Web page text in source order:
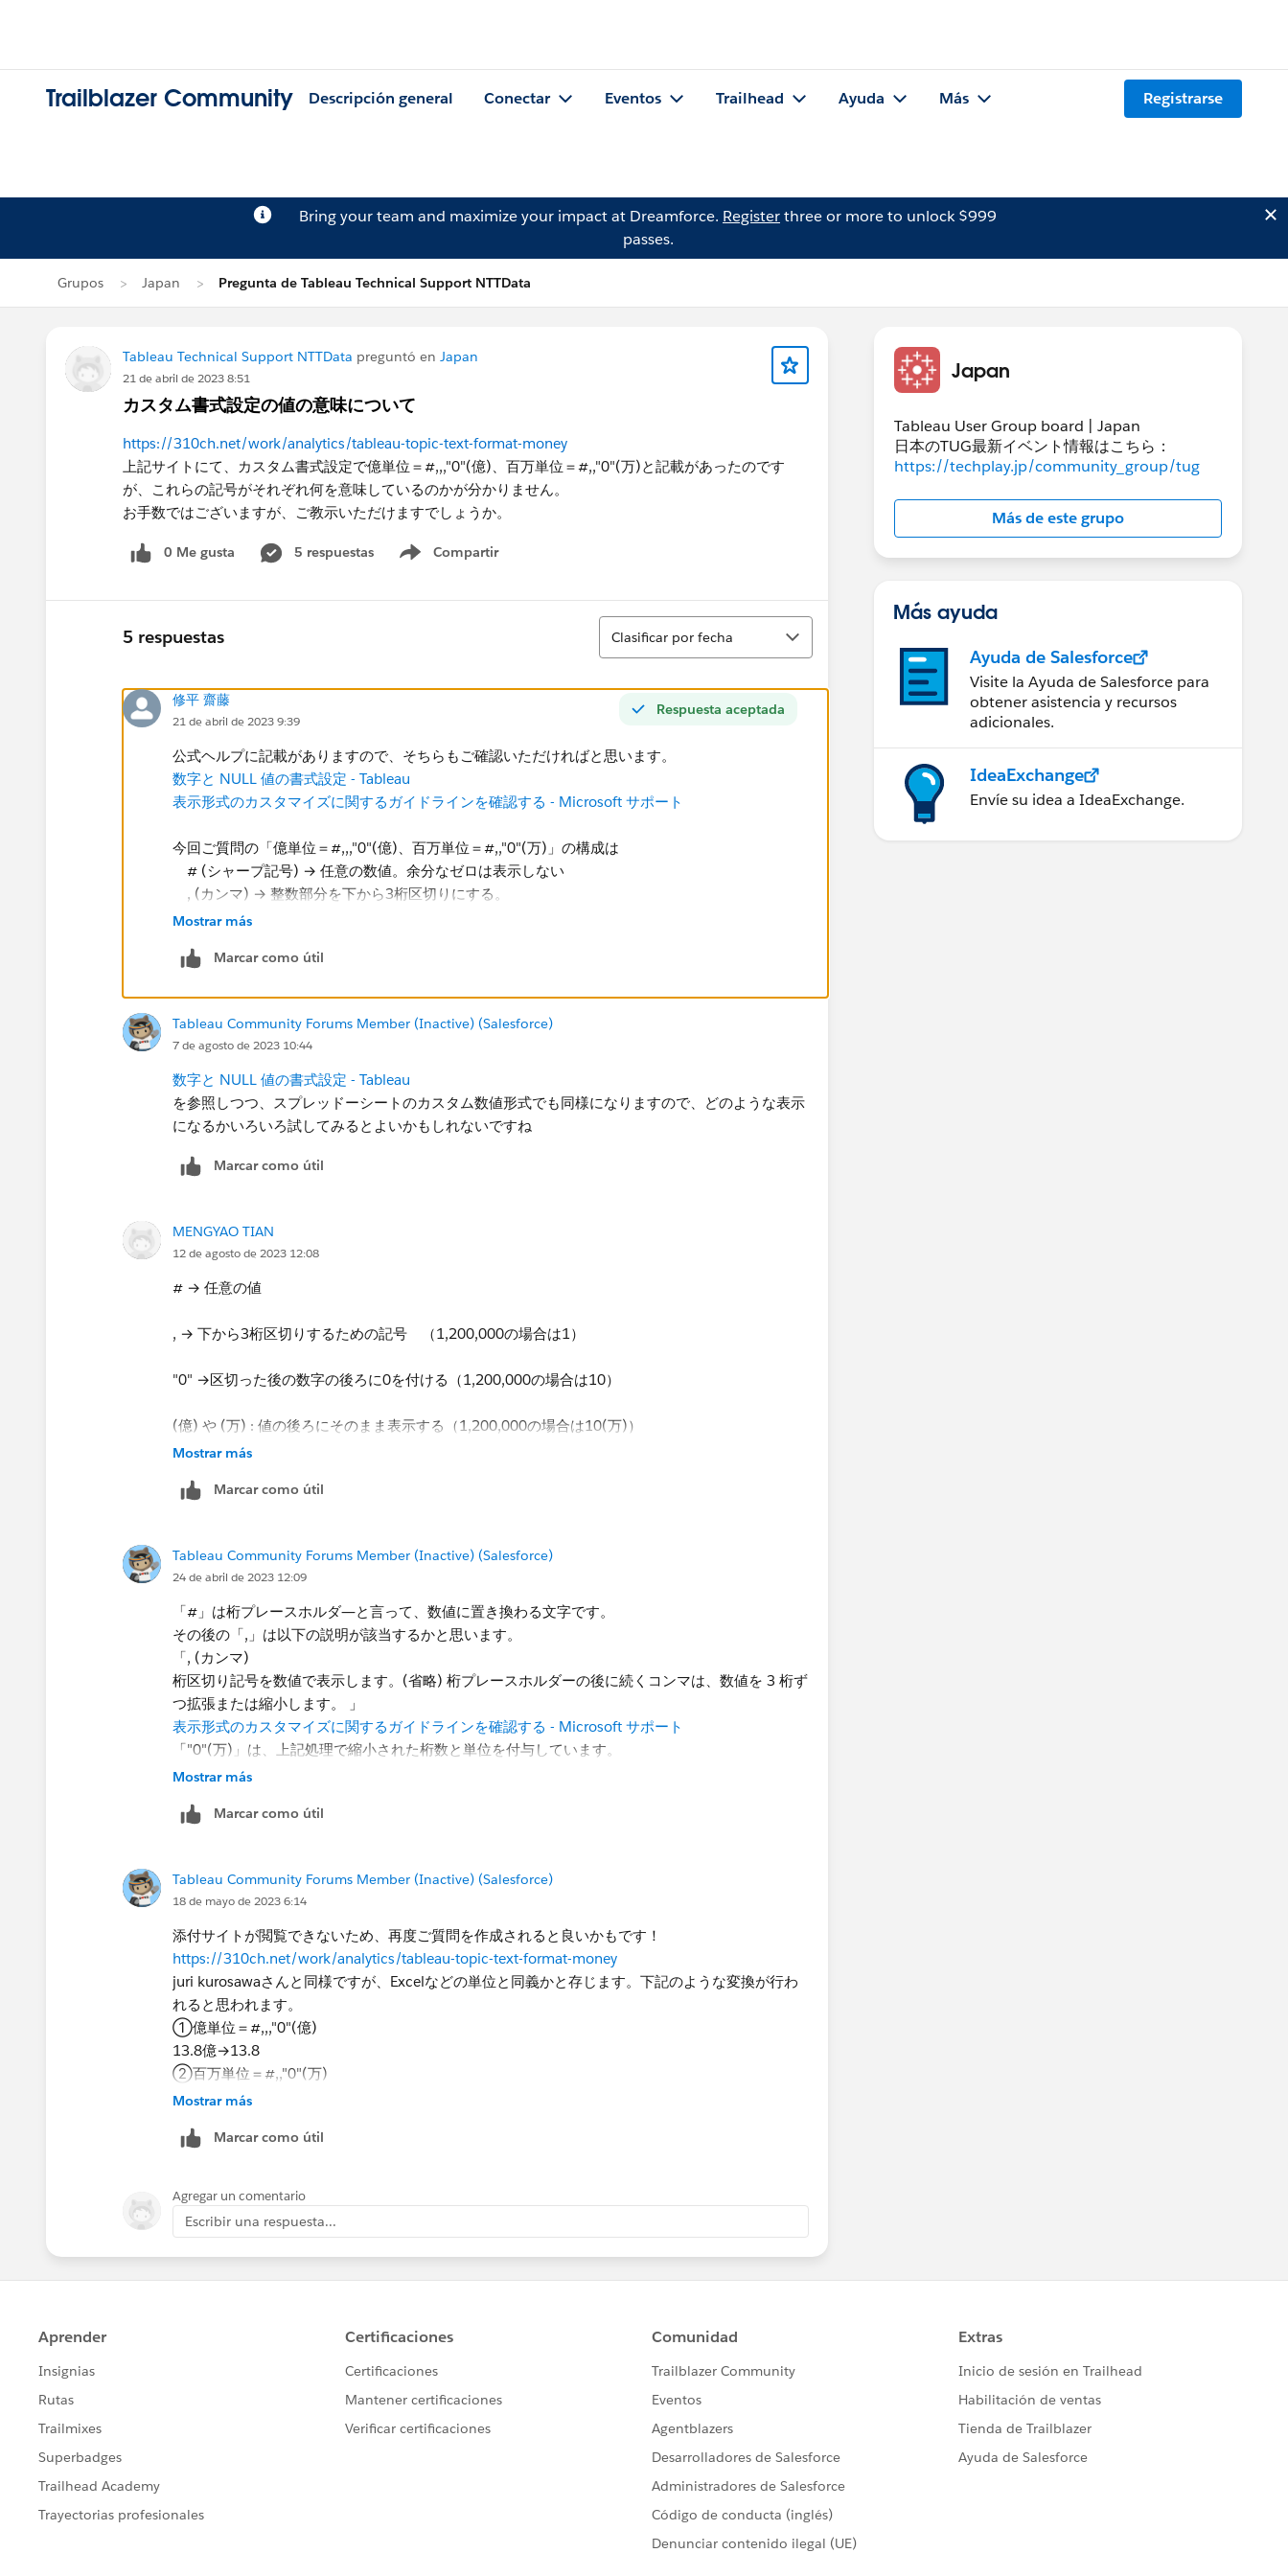
Trailblazer Community Descripción general Conectar Eventos Trailhead Ayuda Más Registrarse
Bring your team and maximize your impact at Dreamforce. Registerthree or more to unlock $999
passes.
Grupos Japan Pregunta de Tableau Technical Support NTTData
Tableau Technical Support NTTData preguntó en Japan
21 de abril de 2023 8:51
カスタム書式設定の値の意味について
https://310ch.net/work/analytics/tableau-topic-text-format-money
上記サイトにて、カスタム書式設定で億単位＝#,,,"0"(億)、百万単位＝#,,"0"(万)と記載​があったのです
が、これらの記号がそれぞれ何を意味しているのかが分かりません。
​お手数ではございますが、ご教示いただけますでしょうか。
0 Me gusta 5 respuestas Compartir
Show menu
5 respuestas
Ordenar
Clasificar por fecha
Respuesta aceptada
修平 齋藤
21 de abril de 2023 9:39
公式ヘルプに記載がありますので、そちらもご確認いただければと思います。
数字と NULL 値の書式設定 - Tableau
表示形式のカスタマイズに関するガイドラインを確認する - Microsoft サポート
今回ご質問の「億単位＝#,,,"0"(億)、百万単位＝#,,"0"(万)」の構成は
# (シャープ記号) → 任意の数値。余分なゼロは表示しない​
, (カンマ) → 整数部分を下から3桁区切りにする。
"0" : ​ダブルクォートに挟むと、必ずその文字を入れるという意味になるので、0を表示
となっています。
マと小数点の桁の間に本来あるはずの数字を省略します。
したがって、
・​「万単位＝#,,"0"(万)」はカンマが2つ連続しているので下から3桁を2組分消す、つまり百万単
位にしてから百万の桁以上の数字を取り出し、その後に強制的にゼロを表示し、(万)も付ける
といった意味になります。​
なので、厳密には正しくないですね​。実際に試してみれば分かりますが、所定の桁区切り以上の数
字しか取れないので、2億という数値は0(億)になってしまいますし、2000(万)になってしまいま
Mostrar más
Marcar como útil
Tableau Community Forums Member (Inactive) (Salesforce)
7 de agosto de 2023 10:44
数字と NULL 値の書式設定 - Tableau
を参照しつつ、スプレッドーシートのカスタム数値形式でも同様になりますので、どのような表示
になるかいろいろ試してみるとよいかもしれないですね
Marcar como útil
MENGYAO TIAN
12 de agosto de 2023 12:08
# → 任意の値
, → 下から3桁区切りするための記号 （1,200,000の場合は1）
"0" →区切った後の数字の後ろに0を付ける（1,200,000の場合は10）
(億) や (万)​ : 値の後ろにそのまま表示する（1,200,000の場合は10(万)​）
Mostrar más
Marcar como útil
Tableau Community Forums Member (Inactive) (Salesforce)
24 de abril de 2023 12:09
「#」は桁プレースホルダ―と言って、数値に置き換わる文字です。
その後の「,」は以下の説明が該当するかと思います。
「, (カンマ)
桁区切り記号を数値で表示します。(省略) 桁プレースホルダーの後に続くコンマは、数値を 3 桁ず
つ拡張または縮小します。 」
表示形式のカスタマイズに関するガイドラインを確認する - Microsoft サポート
「"0"(万)」は、上記処理で縮小された桁数と単位を付与しています。
「200(万)」となり一桁足りない為、「#,,"00"(万)」とする必要があるかと思います。
Mostrar más
Marcar como útil
Tableau Community Forums Member (Inactive) (Salesforce)
18 de mayo de 2023 6:14
添付サイトが閲覧できないため、再度ご質問を作成されると良いかもです！
https://310ch.net/work/analytics/tableau-topic-text-format-money
juri kurosawaさんと同様ですが、Excelなどの単位と同義かと存じます。下記のような変換が行わ
れると思われます。
①億単位＝#,,,"0"(億)
13.8億→13.8​
②百万単位＝#,,"0"(万)
126万→1.26​
Mostrar más
Marcar como útil
Agregar un comentario
Escribir una respuesta...
Japan
Tableau User Group board | Japan
日本のTUG最新イベント情報はこちら：
https://techplay.jp/community_group/tug
Más de este grupo
Más ayuda
Ayuda de Salesforce
Visite la Ayuda de Salesforce para
obtener asistencia y recursos
adicionales.
IdeaExchange
Envíe su idea a IdeaExchange.